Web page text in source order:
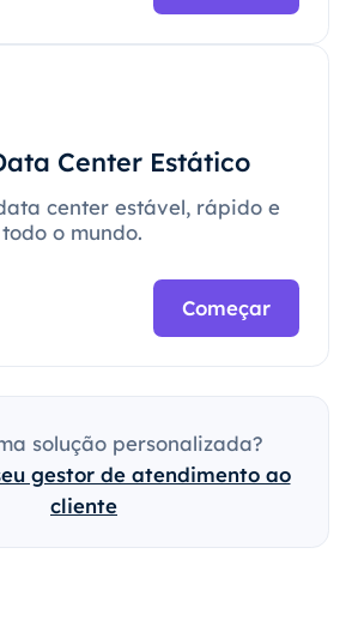
Center Estático
center estável, rápido e
o mundo.
Começar
solução personalizada?
gestor de atendimento ao
cliente